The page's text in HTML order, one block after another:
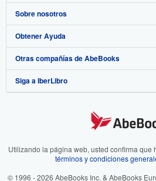
Colecciones
Mi cuenta
Mis pedidos
Ver carrito
Comenzar a vender
Únase a nuestro programa de afiliados
Recomiende un vendedor
Sobre nosotros
Sobre IberLibro
Medios
Empleo
Preferencias de cookies
Aviso de cookies
Obtener Ayuda
Preguntas frecuentes y guías
Atención al Cliente
Otras compañías de AbeBooks
AbeBooks.com
AbeBooks.fr
Siga a IberLibro
Utilizando la página web, usted confirma que
términos y condiciones
© 1996 - 2026 AbeBooks Inc. & AbeBooks